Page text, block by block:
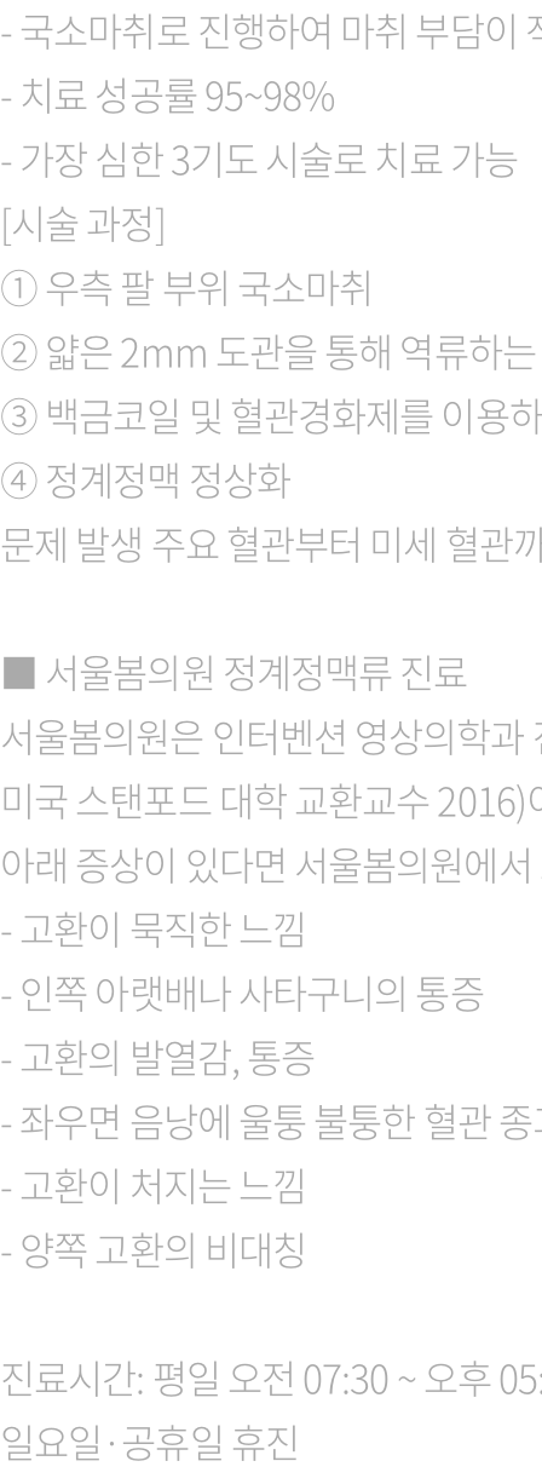
- 국소마취로 진행하여 마취 부담이
- 치료 성공률 95~98%
- 가장 심한 3기도 시술로 치료 가능
[시술 과정]
① 우측 팔 부위 국소마취
② 얇은 2mm 도관을 통해 역류하
③ 백금코일 및 혈관경화제를 이용
④ 정계정맥 정상화
문제 발생 주요 혈관부터 미세 혈관
■ 서울봄의원 정계정맥류 진료
서울봄의원은 인터벤션 영상의학
미국 스탠포드 대학 교환교수
아래 증상이 있다면 서울봄의원에
- 고환이 묵직한 느낌
- 인쪽 아랫배나 사타구니의 통증
- 고환의 발열감, 통증
- 좌우면 음낭에 울퉁 불퉁한 혈관
- 고환이 처지는 느낌
- 양쪽 고환의 비대칭
진료시간: 평일 오전 07:30 ~ 오후
일요일·공휴일 휴진